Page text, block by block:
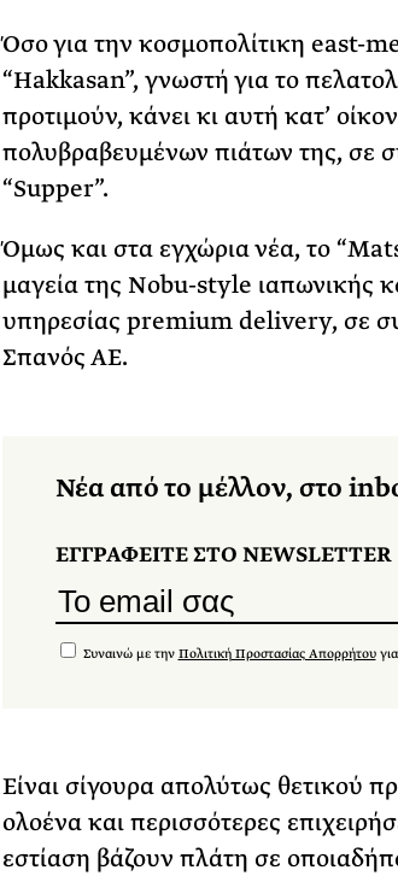
Όσο για την κοσμοπολίτικη east-
“Hakkasan”, γνωστή για το
προτιμούν, κάνει κι αυτή κατ’
πολυβραβευμένων πιάτων της, σε
“Supper”.
Όμως και στα εγχώρια νέα, το
μαγεία της Nobu-style ιαπωνικής
υπηρεσίας premium delivery, σε
Σπανός ΑΕ.
Νέα από το μέλλον, στο
ΕΓΓΡΑΦΕΙΤΕ ΣΤΟ NEWSLETTER
Συναινώ με την Πολιτική Προστασίας Απορρήτου
Είναι σίγουρα απολύτως θετικού
ολοένα και περισσότερες
εστίαση βάζουν πλάτη σε